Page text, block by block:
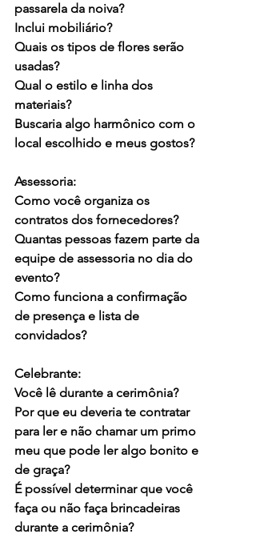
passarela da noiva?
Inclui mobiliário?
Quais os tipos de flores serão
usadas?
Qual o estilo e linha dos
materiais?
Buscaria algo harmônico com o
local escolhido e meus gostos?
Assessoria:
Como você organiza os
contratos dos fornecedores?
Quantas pessoas fazem parte da
equipe de assessoria no dia do
evento?
Como funciona a confirmação
de presença e lista de
convidados?
Celebrante:
Você lê durante a cerimônia?
Por que eu deveria te contratar
para ler e não chamar um primo
meu que pode ler algo bonito e
de graça?
É possível determinar que você
faça ou não faça brincadeiras
durante a cerimônia?